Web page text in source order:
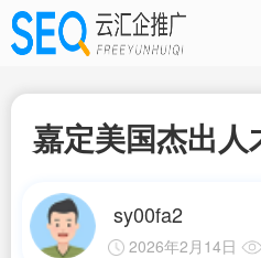
嘉定美国杰出
sy00fa2
2026年2月14日